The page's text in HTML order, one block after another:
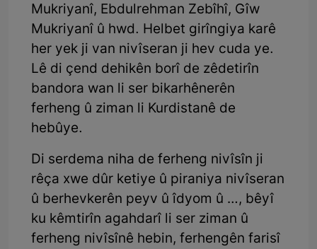
Mukriyanî, Ebdulrehman Zebîhî, Gîw
Mukriyanî û hwd. Helbet girîngiya karê
her yek ji van nivîseran ji hev cuda ye.
Lê di çend dehikên borî de zêdetirîn
bandora wan li ser bikarhênerên
ferheng û ziman li Kurdistanê de
hebûye.
Di serdema niha de ferheng nivîsîn ji
rêça xwe dûr ketiye û piraniya nivîseran
û berhevkerên peyv û îdyom û …, bêyî
ku kêmtirîn agahdarî li ser ziman û
ferheng nivîsînê hebin, ferhengên farisî